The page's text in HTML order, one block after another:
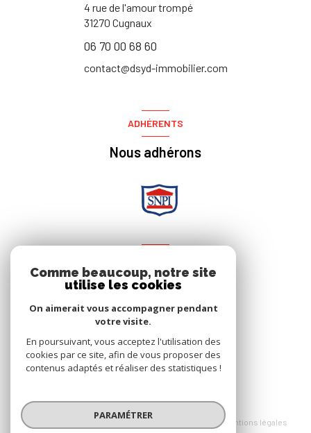
4 rue de l'amour trompé
31270 Cugnaux
06 70 00 68 60
contact@dsyd-immobilier.com
ADHÉRENTS
Nous adhérons
Nous suivre
© 2026 | Tous droits réservés
Mentions légales
Comme beaucoup, notre site
utilise les cookies
On aimerait vous accompagner pendant
votre visite.
En poursuivant, vous acceptez l'utilisation des
cookies par ce site, afin de vous proposer des
contenus adaptés et réaliser des statistiques !
PARAMÉTRER